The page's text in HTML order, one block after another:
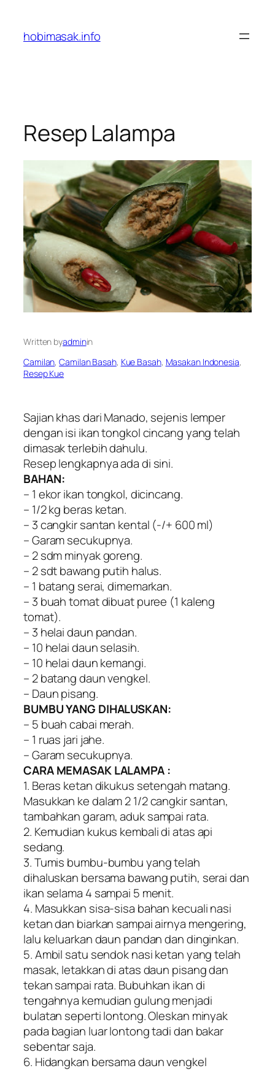
content
hobimasak.info
Resep Lalampa
Written byadminin
Camilan, Camilan Basah, Kue Basah, Masakan Indonesia
Resep Kue
Sajian khas dari Manado, sejenis lemper
dengan isi ikan tongkol cincang yang telah
dimasak terlebih dahulu.
Resep lengkapnya ada di sini.
BAHAN:
– 1 ekor ikan tongkol, dicincang.
– 1/2 kg beras ketan.
– 3 cangkir santan kental (-/+ 600 ml)
– Garam secukupnya.
– 2 sdm minyak goreng.
– 2 sdt bawang putih halus.
– 1 batang serai, dimemarkan.
– 3 buah tomat dibuat puree (1 kaleng
tomat).
– 3 helai daun pandan.
– 10 helai daun selasih.
– 10 helai daun kemangi.
– 2 batang daun vengkel.
– Daun pisang.
BUMBU YANG DIHALUSKAN:
– 5 buah cabai merah.
– 1 ruas jari jahe.
– Garam secukupnya.
CARA MEMASAK LALAMPA :
1. Beras ketan dikukus setengah matang.
Masukkan ke dalam 2 1/2 cangkir santan,
tambahkan garam, aduk sampai rata.
2. Kemudian kukus kembali di atas api
sedang.
3. Tumis bumbu-bumbu yang telah
dihaluskan bersama bawang putih, serai dan
ikan selama 4 sampai 5 menit.
4. Masukkan sisa-sisa bahan kecuali nasi
ketan dan biarkan sampai airnya mengering,
lalu keluarkan daun pandan dan dinginkan.
5. Ambil satu sendok nasi ketan yang telah
masak, Ietakkan di atas daun pisang dan
tekan sampai rata. Bubuhkan ikan di
tengahnya kemudian gulung menjadi
bulatan seperti lontong. Oleskan minyak
pada bagian luar lontong tadi dan bakar
sebentar saja.
6. Hidangkan bersama daun vengkel